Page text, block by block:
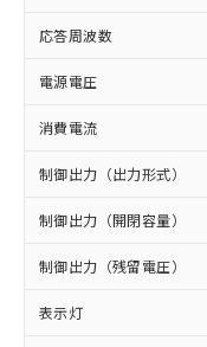
応答周波数
電源電圧
消費電流
制御出力（出力形式）
制御出力（開閉容量）
制御出力（残留電圧）
表示灯